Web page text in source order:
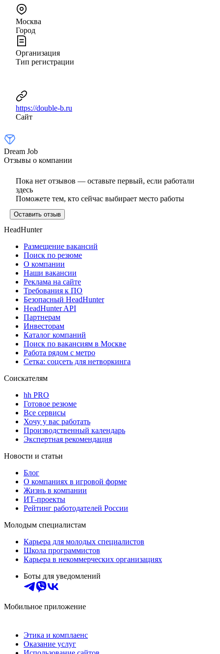
Москва
Город
Организация
Тип регистрации
https://double-b.ru
Сайт
Dream Job
Отзывы о компании
Пока нет отзывов — оставьте первый, если работали
здесь
Поможете тем, кто сейчас выбирает место работы
Оставить отзыв
HeadHunter
Размещение вакансий
Поиск по резюме
О компании
Наши вакансии
Реклама на сайте
Требования к ПО
Безопасный HeadHunter
HeadHunter API
Партнерам
Инвесторам
Каталог компаний
Поиск по вакансиям в Москве
Работа рядом с метро
Сетка: соцсеть для нетворкинга
Соискателям
hh PRO
Готовое резюме
Все сервисы
Хочу у вас работать
Производственный календарь
Экспертная рекомендация
Новости и статьи
Блог
О компаниях в игровой форме
Жизнь в компании
ИТ-проекты
Рейтинг работодателей России
Молодым специалистам
Карьера для молодых специалистов
Школа программистов
Карьера в некоммерческих организациях
Боты для уведомлений
Мобильное приложение
Этика и комплаенс
Оказание услуг